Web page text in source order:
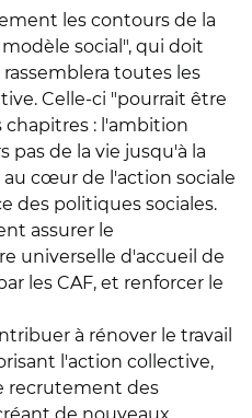
les contours de la
social", qui doit
toutes les
Celle-ci "pourrait être
chapitres : l'ambition
pas de la vie jusqu'à la
au cœur de l'action sociale
des politiques sociales.
assurer le
universelle d'accueil de
les CAF, et renforcer le
à rénover le travail
l'action collective,
recrutement des